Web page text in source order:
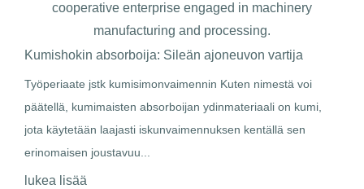
cooperative enterprise engaged in machinery
manufacturing and processing.
Kumishokin absorboija: Sileän ajoneuvon vartija
Työperiaate jstk kumisimonvaimennin Kuten nimestä voi
päätellä, kumimaisten absorboijan ydinmateriaali on kumi,
jota käytetään laajasti iskunvaimennuksen kentällä sen
erinomaisen joustavuu...
lukea lisää